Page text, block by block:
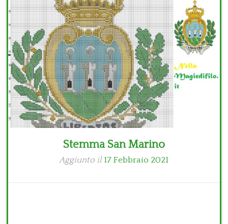
Bambini
Disney
Thun
Stemma San Marino
Aggiunto il 17 Febbraio 2021